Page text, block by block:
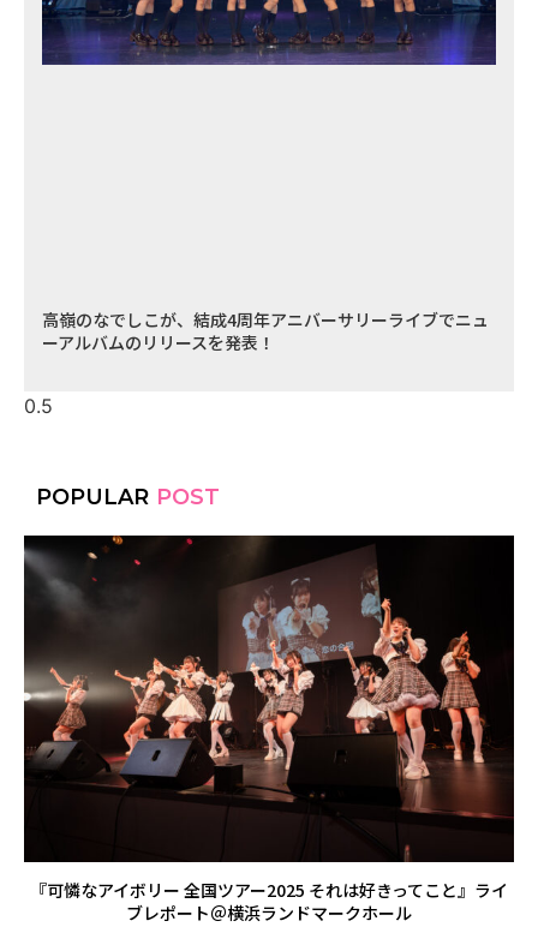
高嶺のなでしこが、結成4周年アニバーサリーライブでニュ
ーアルバムのリリースを発表！
POPULAR POST
『可憐なアイボリー 全国ツアー2025 それは好きってこと』ライ
ブレポート＠横浜ランドマークホール